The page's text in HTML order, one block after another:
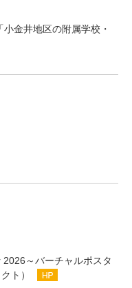
金井地区の附属学校・
～バーチャルポスタ
ト）